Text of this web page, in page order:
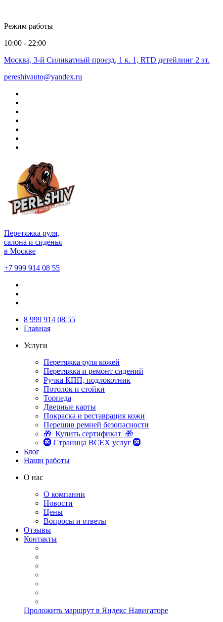
Режим работы
10:00 - 22:00
Москва, 3-й Силикатный проезд, 1 к. 1, RTD детейлинг 2 эт.
pereshivauto@yandex.ru
Перетяжка руля,
салона и сиденья
в Москве
+7 999 914 08 55
8 999 914 08 55
Главная
Услуги
Перетяжка руля кожей
Перетяжка и ремонт сидений
Ручка КПП, подлокотник
Потолок и стойки
Торпеда
Дверные карты
Покраска и реставрация кожи
Перешив ремней безопасности
🎁 Купить сертификат 🎁
🛞 Страница ВСЕХ услуг 🛞
Блог
Наши работы
О нас
О компании
Новости
Цены
Вопросы и ответы
Отзывы
Контакты
Проложить маршрут в Яндекс Навигаторе